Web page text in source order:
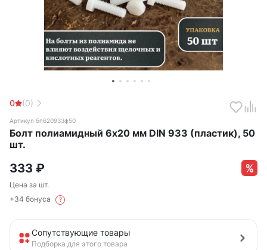
0 (0)
Артикул бп620933ф50
Болт полиамидный 6х20 мм DIN 933 (пластик), 50
шт.
333 ₽
Цена за шт.
+34 бонуса
?
Сопутствующие товары
Подборка для этого товара